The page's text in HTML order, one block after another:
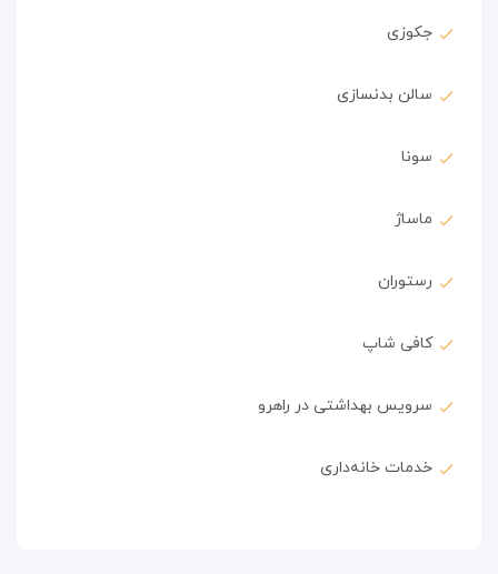
جکوزی
سالن بدنسازی
سونا
ماساژ
رستوران
کافی شاپ
سرویس بهداشتی در راهرو
خدمات خانه‌داری